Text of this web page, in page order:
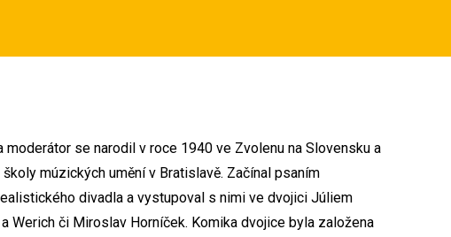
moderátor se narodil v roce 1940 ve Zvolenu na Slovensku a
múzických umění v Bratislavě. Začínal psaním
divadla a vystupoval s nimi ve dvojici Júliem
Werich či Miroslav Horníček. Komika dvojice byla založena